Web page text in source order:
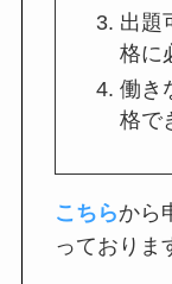
出題
格に
働き
格で
こちらから
っておりま